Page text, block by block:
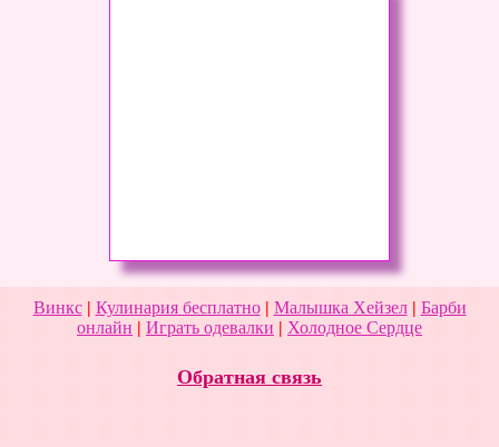
Винкс| Кулинария бесплатно| Малышка Хейзел| Барби
онлайн | Играть одевалки | Холодное Сердце
Обратная связь